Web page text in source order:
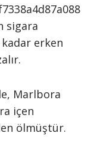
sigara
erken
Marlbora
içen
ölmüştür.